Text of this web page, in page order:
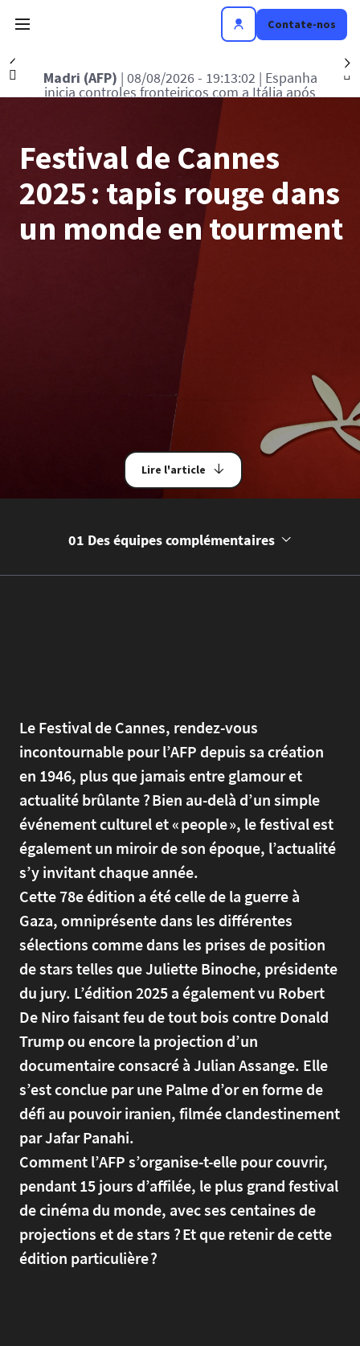
Contate-nos
- 21:54:16| Bulgária
Ucrânia após explosão
Madri (AFP) | 08/
inicia controles
Festival de Cannes
2025 : tapis rouge dans
un monde en tourment
Lire l'article
01 Des équipes complémentaires
Le Festival de Cannes, rendez-vous
incontournable pour l’AFP depuis sa création
en 1946, plus que jamais entre glamour et
actualité brûlante ? Bien au-delà d’un simple
événement culturel et « people », le festival est
également un miroir de son époque, l’actualité
s’y invitant chaque année.
Cette 78e édition a été celle de la guerre à
Gaza, omniprésente dans les différentes
sélections comme dans les prises de position
de stars telles que Juliette Binoche, présidente
du jury. L’édition 2025 a également vu Robert
De Niro faisant feu de tout bois contre Donald
Trump ou encore la projection d’un
documentaire consacré à Julian Assange. Elle
s’est conclue par une Palme d’or en forme de
défi au pouvoir iranien, filmée clandestinement
par Jafar Panahi.
Comment l’AFP s’organise-t-elle pour couvrir,
pendant 15 jours d’affilée, le plus grand festival
de cinéma du monde, avec ses centaines de
projections et de stars ? Et que retenir de cette
édition particulière ?